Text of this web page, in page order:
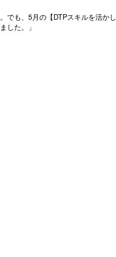
でも、5月の【DTPスキルを活かし
した。」